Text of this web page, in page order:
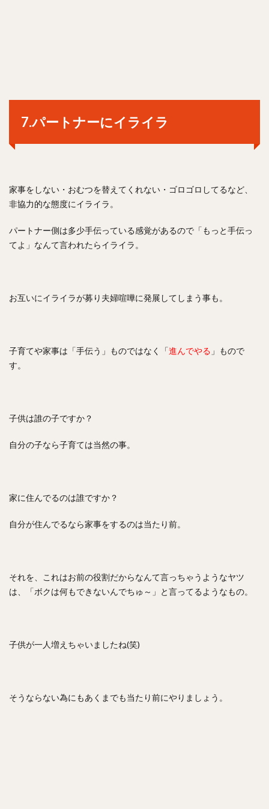
7.パートナーにイライラ
家事をしない・おむつを替えてくれない・ゴロゴロしてるなど、
非協力的な態度にイライラ。
パートナー側は多少手伝っている感覚があるので「もっと手伝っ
てよ」なんて言われたらイライラ。
お互いにイライラが募り夫婦喧嘩に発展してしまう事も。
子育てや家事は「手伝う」ものではなく「進んでやる 」もので
す。
子供は誰の子ですか？
自分の子なら子育ては当然の事。
家に住んでるのは誰ですか？
自分が住んでるなら家事をするのは当たり前。
それを、これはお前の役割だからなんて言っちゃうようなヤツ
は、「ボクは何もできないんでちゅ～」と言ってるようなもの。
子供が一人増えちゃいましたね(笑)
そうならない為にもあくまでも当たり前にやりましょう。